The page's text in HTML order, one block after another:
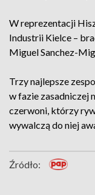
W reprezentacji
Industrii Kielce –
Miguel Sanchez-
Trzy najlepsze
w fazie zasadniczej
czerwoni, którzy
wywalczą do niej
Źródło: